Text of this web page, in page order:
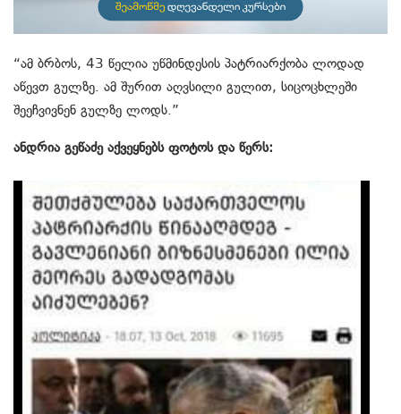
“ამ ბრბოს, 43 წელია უწმინდესის პატრიარქობა ლოდად
აწევთ გულზე. ამ შურით აღვსილი გულით, სიცოცხლეში
შეეჩვივნენ გულზე ლოდს.”
ანდრია გეწაძე აქვეყნებს ფოტოს და წერს: